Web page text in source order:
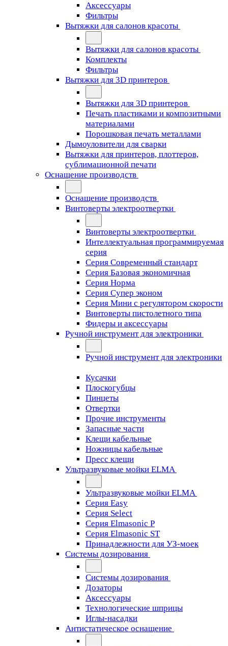
Аксессуары
Фильтры
Вытяжки для салонов красоты
Вытяжки для салонов красоты
Комплекты
Фильтры
Вытяжки для 3D принтеров
Вытяжки для 3D принтеров
Печать пластиками и композитными
материалами
Порошковая печать металлами
Дымоуловители для сварки
Вытяжки для принтеров, плоттеров,
сублимационной печати
Оснащение производств
Оснащение производств
Винтоверты электроотвертки
Винтоверты электроотвертки
Интеллектуальная программируемая
серия
Серия Современный стандарт
Серия Базовая экономичная
Серия Норма
Серия Cупер эконом
Серия Мини с регулятором скорости
Винтоверты пистолетного типа
Фидеры и аксессуары
Ручной инструмент для электроники
Ручной инструмент для электроники
Кусачки
Плоскогубцы
Пинцеты
Отвертки
Прочие инструменты
Запасные части
Клещи кабельные
Ножницы кабельные
Пресс клещи
Ультразвуковые мойки ELMA
Ультразвуковые мойки ELMA
Серия Easy
Серия Select
Серия Elmasonic P
Серия Elmasonic ST
Принадлежности для УЗ-моек
Системы дозирования
Системы дозирования
Дозаторы
Аксессуары
Технологические шприцы
Иглы-насадки
Антистатическое оснащение